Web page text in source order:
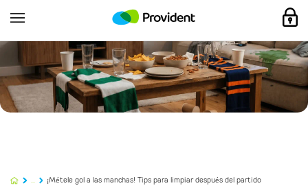
... ¡Métele gol a las manchas! Tips para limpiar después del partido